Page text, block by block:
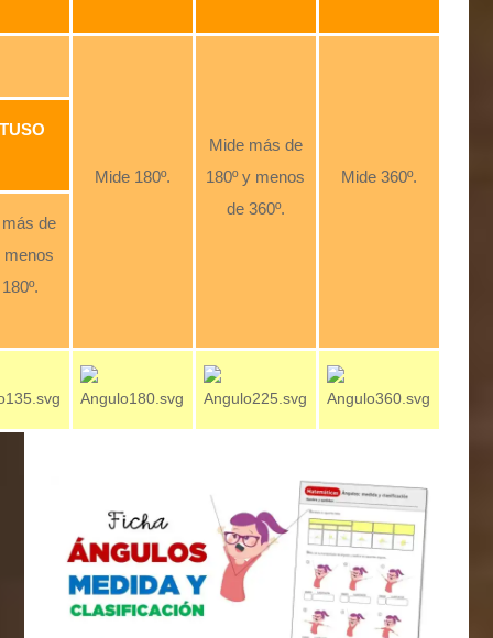
Mide 180º.
Mide más de
180º y menos
de 360º.
Mide 360º.
de
menos